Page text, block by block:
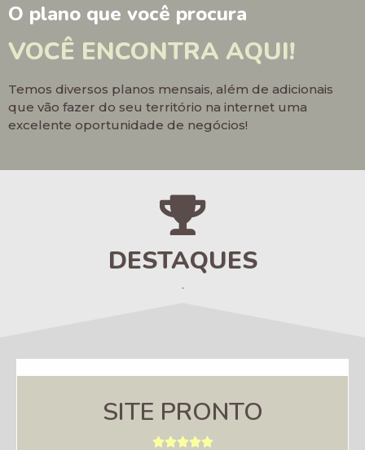
O plano que você procura
VOCÊ ENCONTRA AQUI!
Temos diversos planos mensais, além de adicionais
que vão fazer do seu território na internet uma
excelente oportunidade de negócios!
DESTAQUES
.
SITE PRONTO
